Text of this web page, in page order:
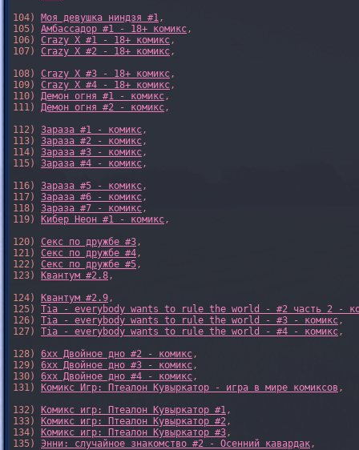
104) Моя девушка ниндзя #1,
105) Амбассадор #1 - 18+ комикс,
106) Crazy X #1 - 18+ комикс,
107) Crazy X #2 - 18+ комикс,
108) Crazy X #3 - 18+ комикс,
109) Crazy X #4 - 18+ комикс,
110) Демон огня #1 - комикс,
111) Демон огня #2 - комикс,
112) Зараза #1 - комикс,
113) Зараза #2 - комикс,
114) Зараза #3 - комикс,
115) Зараза #4 - комикс,
116) Зараза #5 - комикс,
117) Зараза #6 - комикс,
118) Зараза #7 - комикс,
119)
Кибер Неон #1 - комикс,
120) Секс по дружбе #3,
121) Секс по дружбе #4,
122) Секс по дружбе #5,
123)
Квантум #2.8,
124)
Квантум #2.9,
125) Tia - everybody wants to rule the world - #2 часть 2 -
126) Tia - everybody wants to rule the world - #3 - комикс,
127) Tia - everybody wants to rule the world - #4 - комикс,
128) 6xx Двойное дно #2 - комикс,
129) 6xx Двойное дно #3 - комикс,
130) 6xx Двойное дно #4 - комикс,
131)
Комикс Игр: Птеалон Кувыркатор - игра в мире комиксов ,
132)
Комикс игр: Птеалон Кувыркатор #1,
133)
Комикс игр: Птеалон Кувыркатор #2,
134)
Комикс игр: Птеалон Кувыркатор #3,
135) Энни: случайное знакомство #2 - Осенний кавардак,